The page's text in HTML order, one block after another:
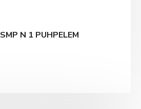
SMP N 1 PUHPELEM